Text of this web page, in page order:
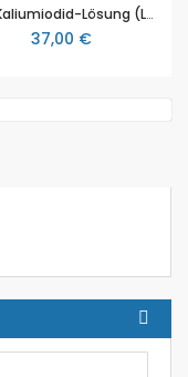
Jod-Kaliumiodid-Lösung (Lugolsche Lösung), 1 l
37,00 €